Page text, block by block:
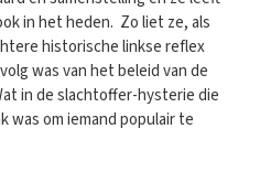
in het heden. Zo liet ze, als
historische linkse reflex
was van het beleid van de
in de slachtoffer-hysterie die
om iemand populair te